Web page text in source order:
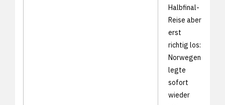
Halbfinal-
Reise aber
erst
richtig los:
Norwegen
legte
sofort
wieder